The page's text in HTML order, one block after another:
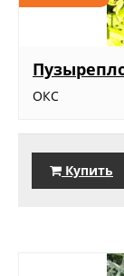
ОКС
Купить